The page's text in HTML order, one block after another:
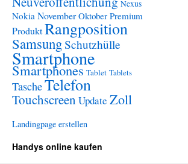
Nexus
Nokia November Oktober Premium
ProduktRangposition
SamsungSchutzhülle
Smartphone
Smartphones Tablet Tablets
TascheTelefon
Touchscreen Update Zoll
Landingpage erstellen
Handys online kaufen